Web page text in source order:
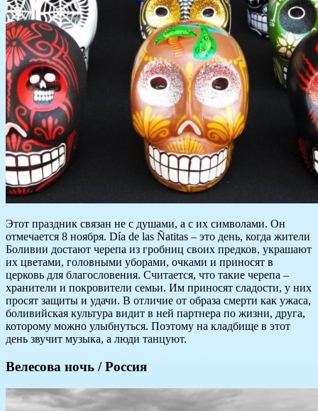
Этот праздник связан не с душами, а с их символами. Он
отмечается 8 ноября. Día de las Ñatitas – это день, когда жители
Боливии достают черепа из гробниц своих предков, украшают
их цветами, головными уборами, очками и приносят в
церковь для благословения. Считается, что такие черепа –
хранители и покровители семьи. Им приносят сладости, у них
просят защиты и удачи. В отличие от образа смерти как ужаса,
боливийская культура видит в ней партнера по жизни, друга,
которому можно улыбнуться. Поэтому на кладбище в этот
день звучит музыка, а люди танцуют.
Велесова ночь / Россия